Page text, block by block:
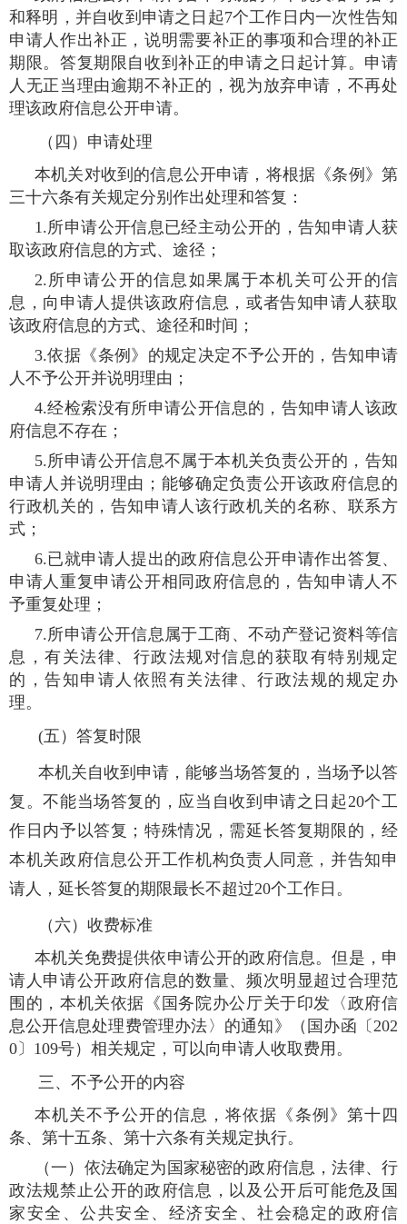
和释明，并自收到申请之日起7个工作日内一次性告知
申请人作出补正，说明需要补正的事项和合理的补正
期限。答复期限自收到补正的申请之日起计算。申请
人无正当理由逾期不补正的，视为放弃申请，不再处
理该政府信息公开申请。
（四）申请处理
本机关对收到的信息公开申请，将根据《条例》第
三十六条有关规定分别作出处理和答复：
1.所申请公开信息已经主动公开的，告知申请人获
取该政府信息的方式、途径；
2.所申请公开的信息如果属于本机关可公开的信
息，向申请人提供该政府信息，或者告知申请人获取
该政府信息的方式、途径和时间；
3.依据《条例》的规定决定不予公开的，告知申请
人不予公开并说明理由；
4.经检索没有所申请公开信息的，告知申请人该政
府信息不存在；
5.所申请公开信息不属于本机关负责公开的，告知
申请人并说明理由；能够确定负责公开该政府信息的
行政机关的，告知申请人该行政机关的名称、联系方
式；
6.已就申请人提出的政府信息公开申请作出答复、
申请人重复申请公开相同政府信息的，告知申请人不
予重复处理；
7.所申请公开信息属于工商、不动产登记资料等信
息，有关法律、行政法规对信息的获取有特别规定
的，告知申请人依照有关法律、行政法规的规定办
理。
(五）答复时限
本机关自收到申请，能够当场答复的，当场予以答
复。不能当场答复的，应当自收到申请之日起20个工
作日内予以答复；特殊情况，需延长答复期限的，经
本机关政府信息公开工作机构负责人同意，并告知申
请人，延长答复的期限最长不超过20个工作日。
（六）收费标准
本机关免费提供依申请公开的政府信息。但是，申
请人申请公开政府信息的数量、频次明显超过合理范
围的，本机关依据《国务院办公厅关于印发〈政府信
息公开信息处理费管理办法〉的通知》（国办函〔202
0〕109号）相关规定，可以向申请人收取费用。
三、不予公开的内容
本机关不予公开的信息，将依据《条例》第十四
条、第十五条、第十六条有关规定执行。
（一）依法确定为国家秘密的政府信息，法律、行
政法规禁止公开的政府信息，以及公开后可能危及国
家安全、公共安全、经济安全、社会稳定的政府信